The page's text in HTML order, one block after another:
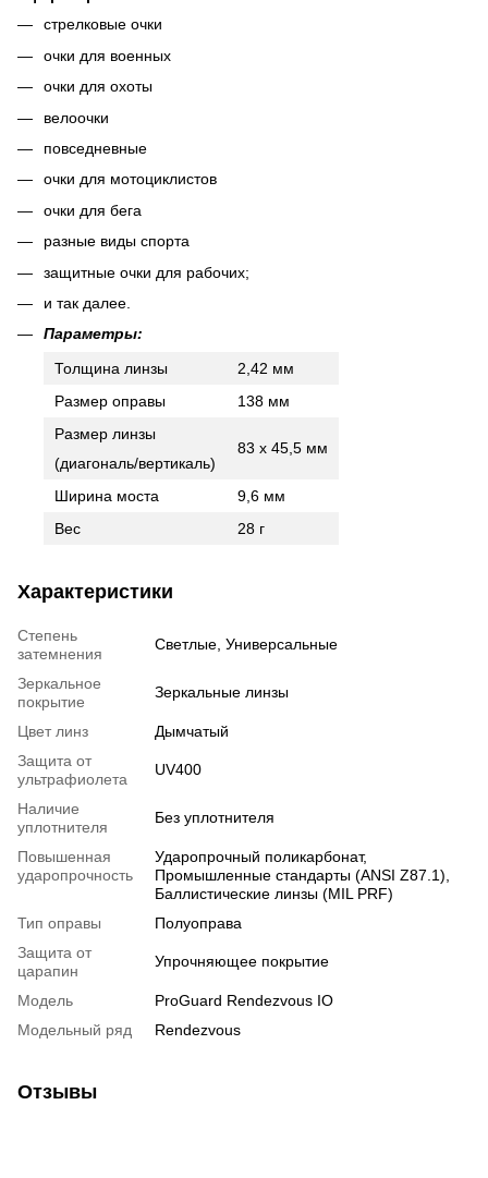
стрелковые очки
очки для военных
очки для охоты
велоочки
повседневные
очки для мотоциклистов
очки для бега
разные виды спорта
защитные очки для рабочих;
и так далее.
Параметры:
Толщина линзы
2,42 мм
Размер оправы
138 мм
Размер линзы
(диагональ/вертикаль)
83 x 45,5 мм
Ширина моста
9,6 мм
Вес
28 г
Характеристики
Степень
затемнения
Светлые, Универсальные
Зеркальное
покрытие
Зеркальные линзы
Цвет линз
Дымчатый
Защита от
ультрафиолета
UV400
Наличие
уплотнителя
Без уплотнителя
Повышенная
ударопрочность
Ударопрочный поликарбонат,
Промышленные стандарты (ANSI Z87.1),
Баллистические линзы (MIL PRF)
Тип оправы
Полуоправа
Защита от
царапин
Упрочняющее покрытие
Модель
ProGuard Rendezvous IO
Модельный ряд
Rendezvous
Отзывы